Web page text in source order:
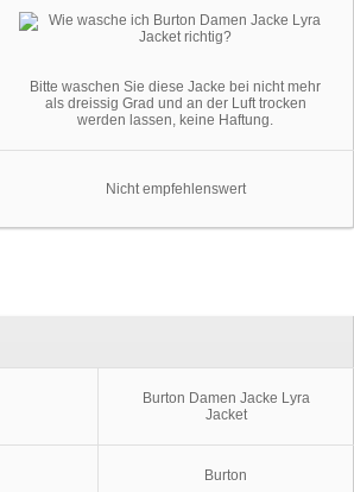
Bitte waschen Sie diese Jacke bei nicht mehr
als dreissig Grad und an der Luft trocken
werden lassen, keine Haftung.
Nicht empfehlenswert
Burton Damen Jacke Lyra
Jacket
Burton